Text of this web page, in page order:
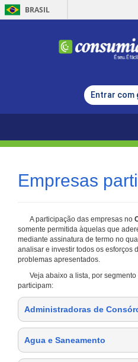
BRASIL
Entrar com
Empresas
A participação das empresas no
somente permitida àquelas que
mediante assinatura de termo no
analisar e investir todos os esforços
problemas apresentados.
Veja abaixo a lista, por
participam:
Administradoras de
Agua e Saneamento